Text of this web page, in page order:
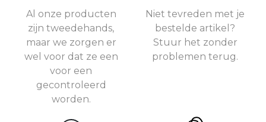
Al onze producten
zijn tweedehands,
maar we zorgen er
wel voor dat ze een
voor een
gecontroleerd
worden.
Niet tevreden met je
bestelde artikel?
Stuur het zonder
problemen terug.